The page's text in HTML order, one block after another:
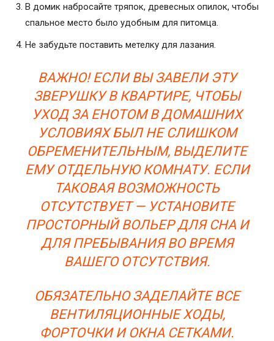
В домик набросайте тряпок, древесных опилок, чтобы
спальное место было удобным для питомца.
Не забудьте поставить метелку для лазания.
ВАЖНО! ЕСЛИ ВЫ ЗАВЕЛИ ЭТУ
ЗВЕРУШКУ В КВАРТИРЕ, ЧТОБЫ
УХОД ЗА ЕНОТОМ В ДОМАШНИХ
УСЛОВИЯХ БЫЛ НЕ СЛИШКОМ
ОБРЕМЕНИТЕЛЬНЫМ, ВЫДЕЛИТЕ
ЕМУ ОТДЕЛЬНУЮ КОМНАТУ. ЕСЛИ
ТАКОВАЯ ВОЗМОЖНОСТЬ
ОТСУТСТВУЕТ — УСТАНОВИТЕ
ПРОСТОРНЫЙ ВОЛЬЕР ДЛЯ СНА И
ДЛЯ ПРЕБЫВАНИЯ ВО ВРЕМЯ
ВАШЕГО ОТСУТСТВИЯ.
ОБЯЗАТЕЛЬНО ЗАДЕЛАЙТЕ ВСЕ
ВЕНТИЛЯЦИОННЫЕ ХОДЫ,
ФОРТОЧКИ И ОКНА СЕТКАМИ.